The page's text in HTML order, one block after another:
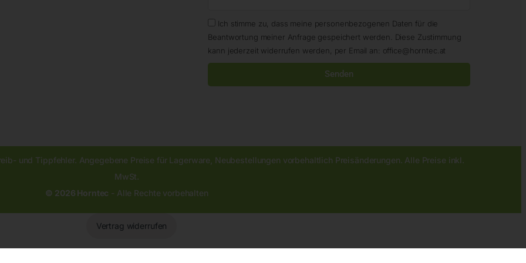
Ich stimme zu, dass meine personenbezogenen Daten für die
Beantwortung meiner Anfrage gespeichert werden. Diese Zustimmung
kann jederzeit widerrufen werden, per Email an: office@horntec.at
Senden
und Tippfehler. Angegebene Preise für Lagerware, Neubestellungen vorbehaltlich Preisänderungen. Alle Preise inkl.
MwSt.
© 2026 Horntec - Alle Rechte vorbehalten
Vertrag widerrufen